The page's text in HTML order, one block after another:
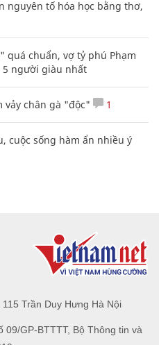
nguyên tố hóa học bằng thơ,
quá chuẩn, vợ tỷ phú Phạm
người giàu nhất
vảy chân gà "độc" 1
cuộc sống hàm ẩn nhiều ý
Trần Duy Hưng Hà Nội
09/GP-BTTTT, Bộ Thông tin và